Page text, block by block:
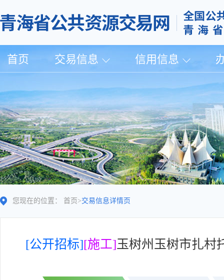
首页 交易信息 信用信息
您现在的位置： 首页 >交易信息详情页
[公开招标][施工]玉树州玉树市扎村